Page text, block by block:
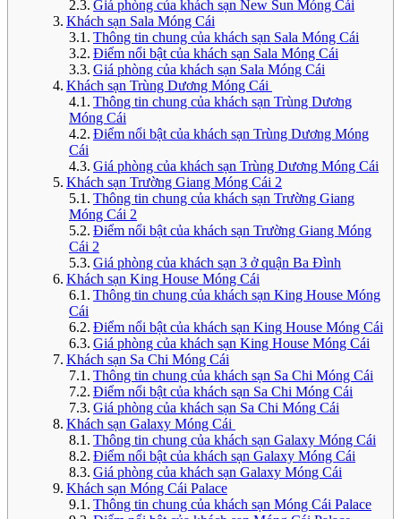
Giá phòng của khách sạn New Sun Móng Cái
Khách sạn Sala Móng Cái
Thông tin chung của khách sạn Sala Móng Cái
Điểm nổi bật của khách sạn Sala Móng Cái
Giá phòng của khách sạn Sala Móng Cái
Khách sạn Trùng Dương Móng Cái
Thông tin chung của khách sạn Trùng Dương
Móng Cái
Điểm nổi bật của khách sạn Trùng Dương Móng
Cái
Giá phòng của khách sạn Trùng Dương Móng Cái
Khách sạn Trường Giang Móng Cái 2
Thông tin chung của khách sạn Trường Giang
Móng Cái 2
Điểm nổi bật của khách sạn Trường Giang Móng
Cái 2
Giá phòng của khách sạn 3 ở quận Ba Đình
Khách sạn King House Móng Cái
Thông tin chung của khách sạn King House Móng
Cái
Điểm nổi bật của khách sạn King House Móng Cái
Giá phòng của khách sạn King House Móng Cái
Khách sạn Sa Chi Móng Cái
Thông tin chung của khách sạn Sa Chi Móng Cái
Điểm nổi bật của khách sạn Sa Chi Móng Cái
Giá phòng của khách sạn Sa Chi Móng Cái
Khách sạn Galaxy Móng Cái
Thông tin chung của khách sạn Galaxy Móng Cái
Điểm nổi bật của khách sạn Galaxy Móng Cái
Giá phòng của khách sạn Galaxy Móng Cái
Khách sạn Móng Cái Palace
Thông tin chung của khách sạn Móng Cái Palace